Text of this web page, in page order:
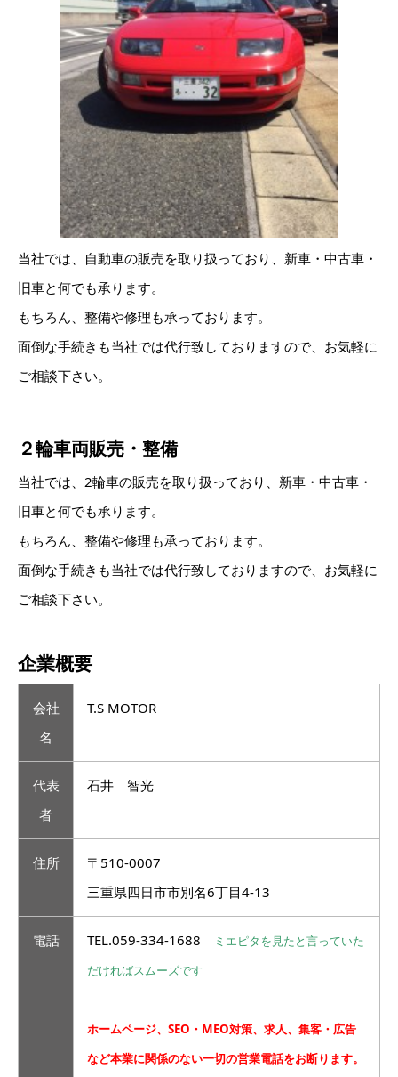
当社では、自動車の販売を取り扱っており、新車・中古車・
旧車と何でも承ります。
もちろん、整備や修理も承っております。
面倒な手続きも当社では代行致しておりますので、お気軽に
ご相談下さい。
２輪車両販売・整備
当社では、2輪車の販売を取り扱っており、新車・中古車・
旧車と何でも承ります。
もちろん、整備や修理も承っております。
面倒な手続きも当社では代行致しておりますので、お気軽に
ご相談下さい。
企業概要
会社
名
T.S MOTOR
代表
者
石井 智光
住所
〒510-0007
三重県四日市市別名6丁目4-13
電話 TEL.059-334-1688
ミエピタを見たと言っていた
だければスムーズです
ホームページ、SEO・MEO対策、求人、集客・広告
など本業に関係のない一切の営業電話をお断ります。